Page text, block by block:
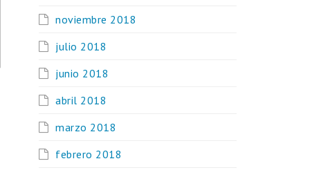
noviembre 2018
julio 2018
junio 2018
abril 2018
marzo 2018
febrero 2018